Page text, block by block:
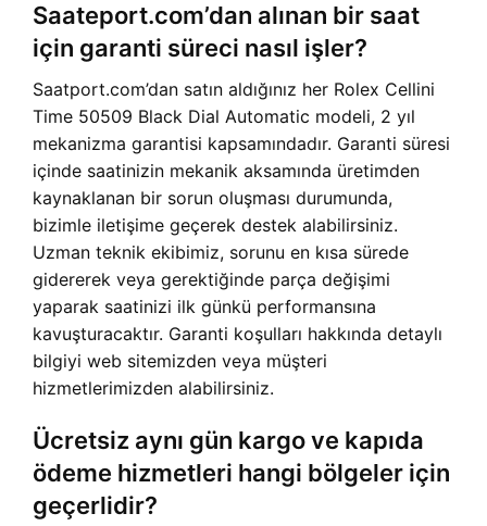
Saateport.com’dan alınan bir saat
için garanti süreci nasıl işler?
Saatport.com’dan satın aldığınız her Rolex Cellini
Time 50509 Black Dial Automatic modeli, 2 yıl
mekanizma garantisi kapsamındadır. Garanti süresi
içinde saatinizin mekanik aksamında üretimden
kaynaklanan bir sorun oluşması durumunda,
bizimle iletişime geçerek destek alabilirsiniz.
Uzman teknik ekibimiz, sorunu en kısa sürede
gidererek veya gerektiğinde parça değişimi
yaparak saatinizi ilk günkü performansına
kavuşturacaktır. Garanti koşulları hakkında detaylı
bilgiyi web sitemizden veya müşteri
hizmetlerimizden alabilirsiniz.
Ücretsiz aynı gün kargo ve kapıda
ödeme hizmetleri hangi bölgeler için
geçerlidir?